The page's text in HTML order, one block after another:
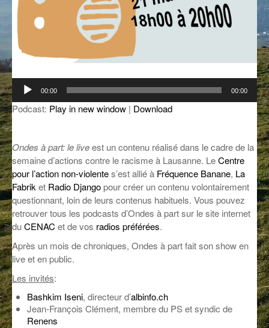
GROOVE N SUN
IL ÉTAIT UNE FOIS
L’ASTUCE DE LA PORTE EN BOIS
LA FABRIK POÉTIK
LA MINUTE LITTÉRAIRE
MUSIQUE DES ANTIPODES
NOS ANCIENS
SONORIK
ZIRCONIUM
ANCIENNES ÉMISSIONS
PLUS DE MIX
Lecteur
audio
00:00 00:00
Podcast: Play in new window | Download
Ondes à part: le liveest un contenu réalisé dans le cadre de la
semaine d’actions contre le racisme à Lausanne. LeCentre
pour l’action non-violentes’est allié à Fréquence Banane, La
Fabriket Radio Djangopour créer un contenu volontairement
questionnant, loin de leurs contenus habituels. Vous pouvez
retrouver tous les podcasts d’Ondes à part sur le site internet
duCENAC et de vos radios préférées.
Après un mois de chroniques, Ondes à part fait son show en
live et en public.
Les invités:
Bashkim Iseni, directeur d’albinfo.ch
Jean-François Clément, membre du PS et syndic de
Renens